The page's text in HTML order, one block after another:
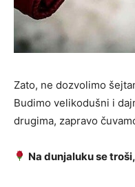
Zato, ne dozvolimo
Budimo velikodušni i
drugima, zapravo
Na dunjaluku se